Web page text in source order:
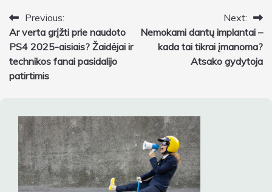
Navigacija
tarp
įrašų
Previous:
Ar verta grįžti prie naudoto
PS4 2025-aisiais? Žaidėjai ir
technikos fanai pasidalijo
patirtimis
Next:
Nemokami dantų implantai –
kada tai tikrai įmanoma?
Atsako gydytoja